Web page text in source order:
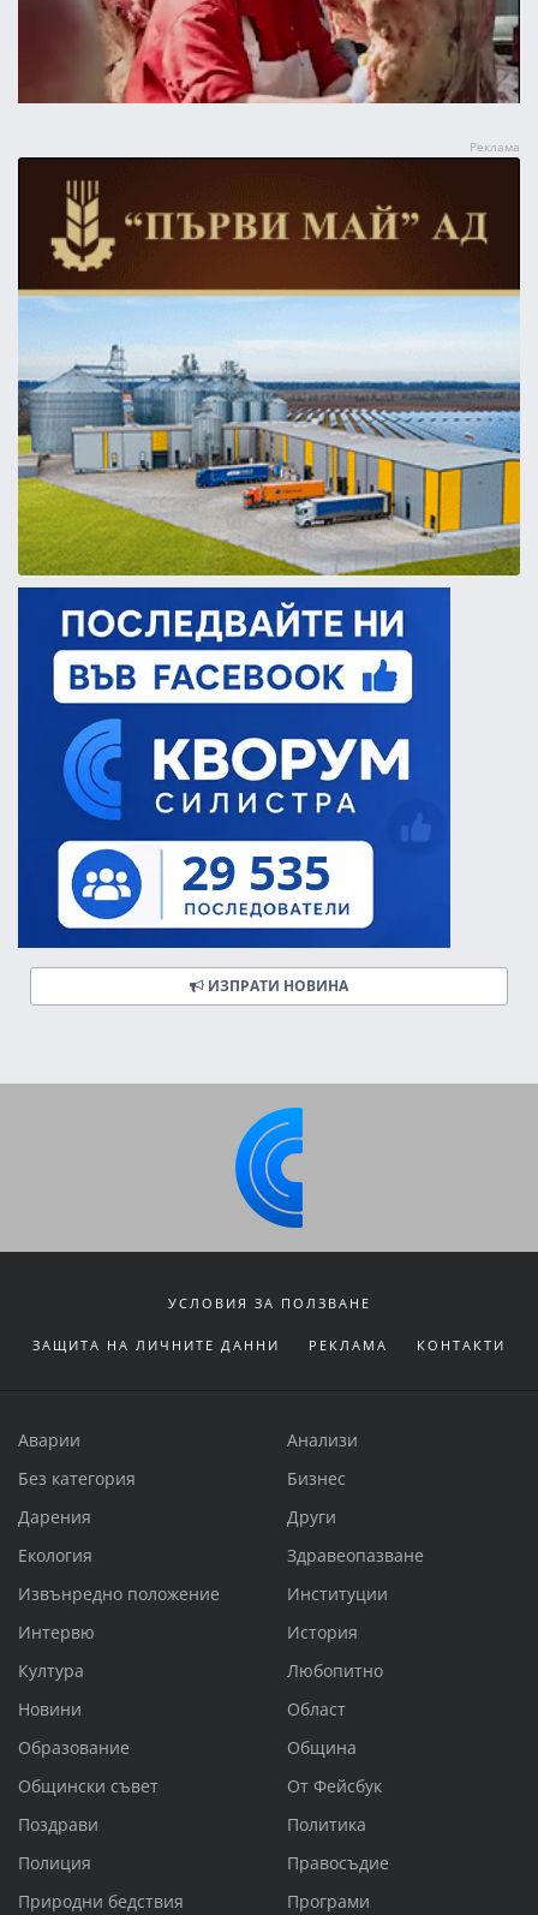
ИЗПРАТИ НОВИНА
УСЛОВИЯ ЗА ПОЛЗВАНЕ
ЗАЩИТА НА ЛИЧНИТЕ ДАННИ РЕКЛАМА КОНТАКТИ
Аварии
Анализи
Без категория
Бизнес
Дарения
Други
Екология
Здравеопазване
Извънредно положение
Институции
Интервю
История
Култура
Любопитно
Новини
Област
Образование
Община
Общински съвет
От Фейсбук
Поздрави
Политика
Полиция
Правосъдие
Природни бедствия
Програми